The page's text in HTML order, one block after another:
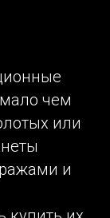
чем
или
и